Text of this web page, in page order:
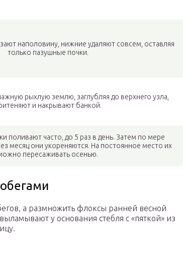
наполовину, нижние удаляют совсем, оставляя
только пазушные почки.
рыхлую землю, заглубляя до верхнего узла,
и накрывают банкой.
поливают часто, до 5 раз в день. Затем по мере
месяц они укореняются. На постоянное место их
пересаживать осенью.
а размножить флоксы ранней весной
у основания стебля с «пяткой» из